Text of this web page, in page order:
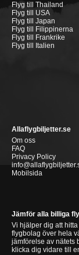
Flyg till Thailand
Flyg till USA
Flyg till Japan
Flyg till Filippinerna
Flyg till Frankrike
Flyg till Italien
Allaflygbiljetter.se
Om oss
FAQ
Privacy Policy
Mobilsida
Jämför alla billiga
Vi hjälper dig att
flygbolag över hela
jämförelse av nätets
klicka dig vidare till